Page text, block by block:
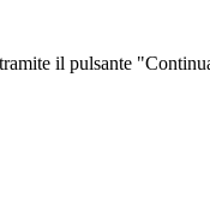
il pulsante